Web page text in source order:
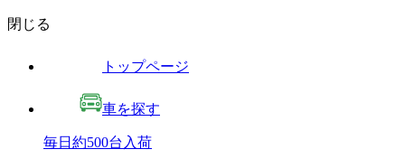
閉じる
トップページ
車を探す
毎日約500台入荷